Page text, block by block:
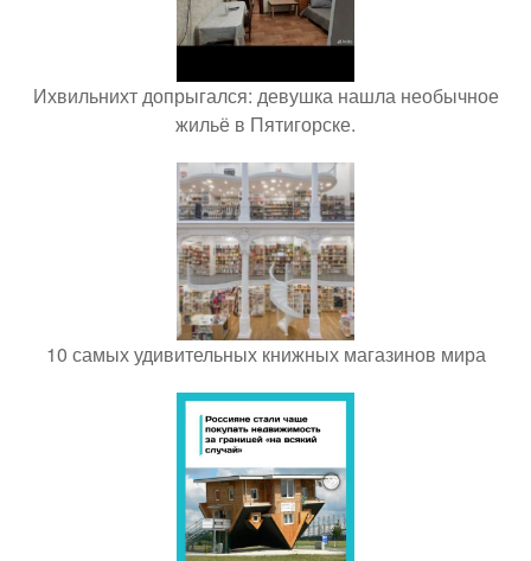
Ихвильнихт допрыгался: девушка нашла необычное
жильё в Пятигорске.
10 самых удивительных книжных магазинов мира